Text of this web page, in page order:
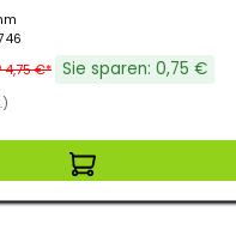
4,75 €* Sie sparen: 0,75 €